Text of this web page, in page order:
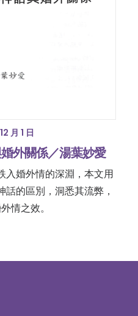
月 1 日
外關係／湯葉妙愛
入婚外情的深淵，本文用
的區別，洞悉其流弊，
情之效。